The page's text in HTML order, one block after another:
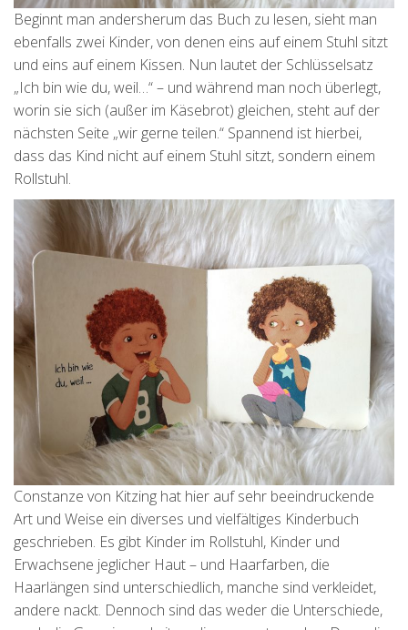
Beginnt man andersherum das Buch zu lesen, sieht man
ebenfalls zwei Kinder, von denen eins auf einem Stuhl sitzt
und eins auf einem Kissen. Nun lautet der Schlüsselsatz
„Ich bin wie du, weil…“ – und während man noch überlegt,
worin sie sich (außer im Käsebrot) gleichen, steht auf der
nächsten Seite „wir gerne teilen.“ Spannend ist hierbei,
dass das Kind nicht auf einem Stuhl sitzt, sondern einem
Rollstuhl.
Constanze von Kitzing hat hier auf sehr beeindruckende
Art und Weise ein diverses und vielfältiges Kinderbuch
geschrieben. Es gibt Kinder im Rollstuhl, Kinder und
Erwachsene jeglicher Haut – und Haarfarben, die
Haarlängen sind unterschiedlich, manche sind verkleidet,
andere nackt. Dennoch sind das weder die Unterschiede,